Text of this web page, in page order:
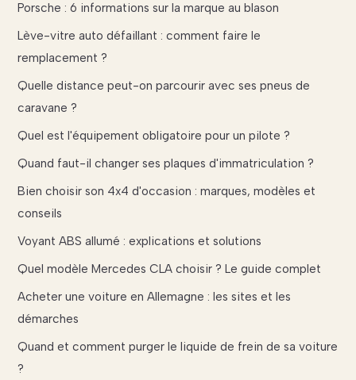
Porsche : 6 informations sur la marque au blason
Lève-vitre auto défaillant : comment faire le
remplacement ?
Quelle distance peut-on parcourir avec ses pneus de
caravane ?
Quel est l'équipement obligatoire pour un pilote ?
Quand faut-il changer ses plaques d'immatriculation ?
Bien choisir son 4x4 d'occasion : marques, modèles et
conseils
Voyant ABS allumé : explications et solutions
Quel modèle Mercedes CLA choisir ? Le guide complet
Acheter une voiture en Allemagne : les sites et les
démarches
Quand et comment purger le liquide de frein de sa voiture
?